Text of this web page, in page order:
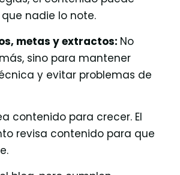
nadie lo note.
metas y extractos: No
sino para mantener
y evitar problemas de
contenido para crecer. El
revisa contenido para que